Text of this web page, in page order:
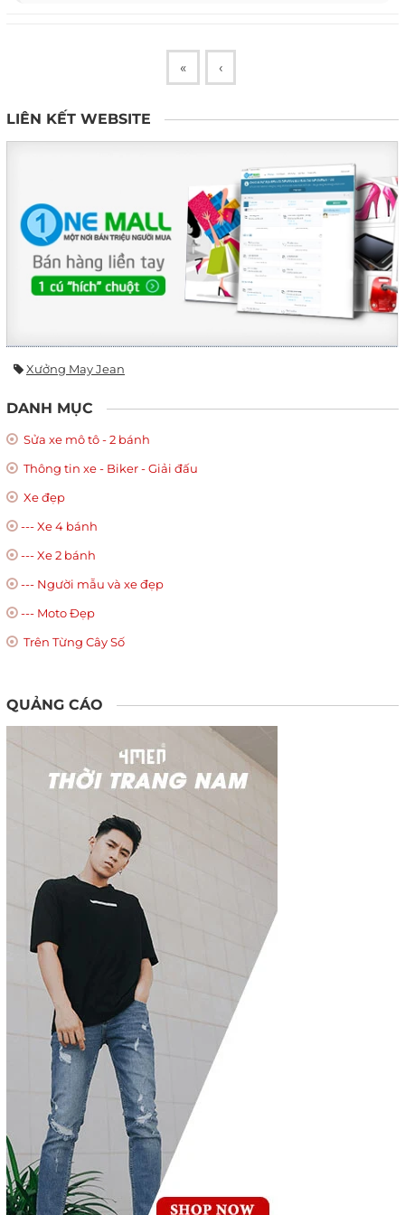
« ‹
LIÊN KẾT WEBSITE
Xưởng May Jean
DANH MỤC
Sửa xe mô tô - 2 bánh
Thông tin xe - Biker - Giải đấu
Xe đẹp
--- Xe 4 bánh
--- Xe 2 bánh
--- Người mẫu và xe đẹp
--- Moto Đẹp
Trên Từng Cây Số
QUẢNG CÁO